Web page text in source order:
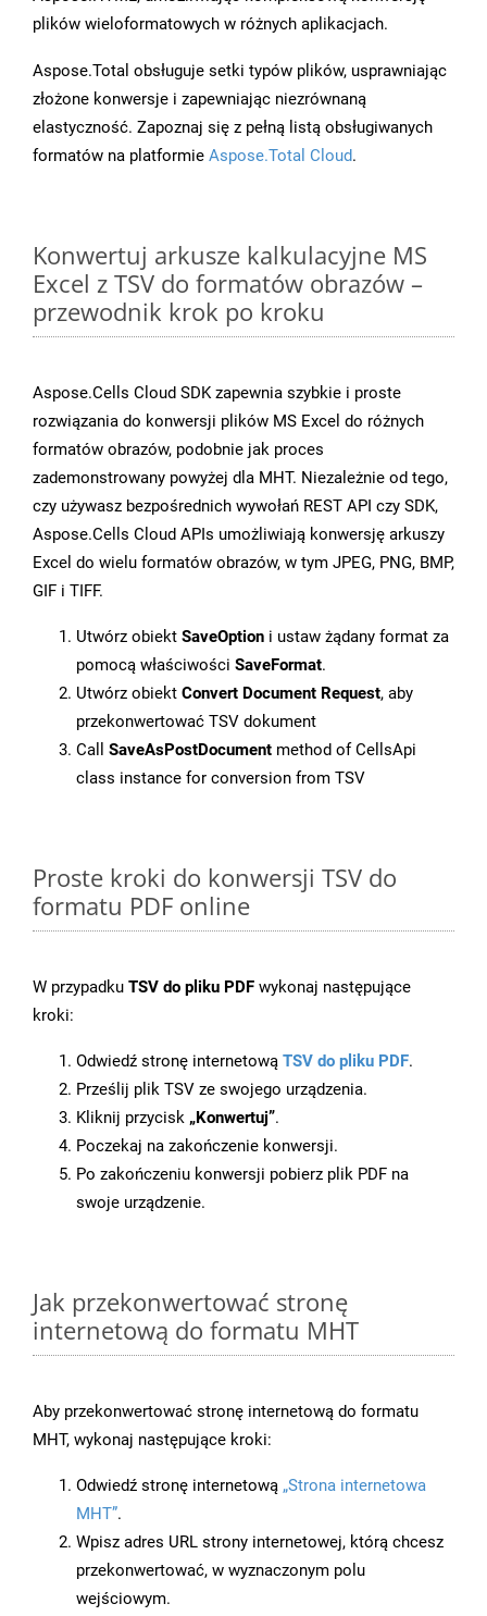
plików wieloformatowych w różnych aplikacjach.
Aspose.Total obsługuje setki typów plików, usprawniając
złożone konwersje i zapewniając niezrównaną
elastyczność. Zapoznaj się z pełną listą obsługiwanych
formatów na platformie Aspose.Total Cloud.
Konwertuj arkusze kalkulacyjne MS
Excel z TSV do formatów obrazów –
przewodnik krok po kroku
Aspose.Cells Cloud SDK zapewnia szybkie i proste
rozwiązania do konwersji plików MS Excel do różnych
formatów obrazów, podobnie jak proces
zademonstrowany powyżej dla MHT. Niezależnie od tego,
czy używasz bezpośrednich wywołań REST API czy SDK,
Aspose.Cells Cloud APIs umożliwiają konwersję arkuszy
Excel do wielu formatów obrazów, w tym JPEG, PNG, BMP,
GIF i TIFF.
Utwórz obiekt SaveOption i ustaw żądany format za
pomocą właściwości SaveFormat.
Utwórz obiekt Convert Document Request, aby
przekonwertować TSV dokument
Call SaveAsPostDocument method of CellsApi
class instance for conversion from TSV
Proste kroki do konwersji TSV do
formatu PDF online
W przypadku TSV do pliku PDF wykonaj następujące
kroki:
Odwiedź stronę internetową TSV do pliku PDF.
Prześlij plik TSV ze swojego urządzenia.
Kliknij przycisk „Konwertuj”.
Poczekaj na zakończenie konwersji.
Po zakończeniu konwersji pobierz plik PDF na
swoje urządzenie.
Jak przekonwertować stronę
internetową do formatu MHT
Aby przekonwertować stronę internetową do formatu
MHT, wykonaj następujące kroki:
Odwiedź stronę internetową „Strona internetowa
MHT”.
Wpisz adres URL strony internetowej, którą chcesz
przekonwertować, w wyznaczonym polu
wejściowym.